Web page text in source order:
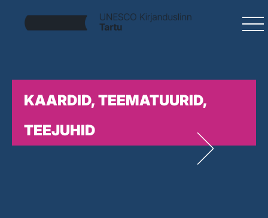
KAARDID, TEEMATUURID,
TEEJUHID